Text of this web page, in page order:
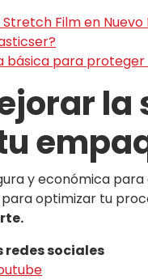
Film en Nuevo
básica para
y económica
para optimizar tu
redes sociales